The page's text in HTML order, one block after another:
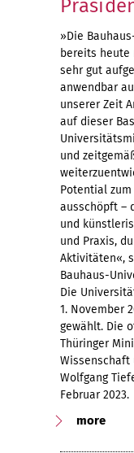
»Die
bereits heute
sehr gut
anwendbar
unserer Zeit
auf dieser
und
Potential
ausschöpft –
und
und Praxis,
Aktivitäten«,
Bauhaus-
Die
1. November
gewählt. Die
Thüringer
Wissenschaft
Wolfgang
Februar 2023.
more